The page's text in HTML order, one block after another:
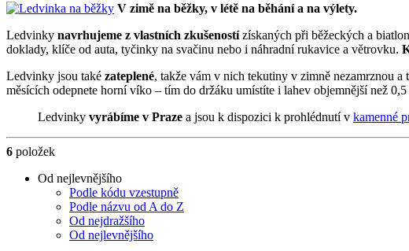
V zimě na běžky, v létě na běhání a na výlety.
Ledvinky navrhujeme z vlastních zkušenostízískaných při běžeckých a
doklady, klíče od auta, tyčinky na svačinu nebo i náhradní rukavice a větrovku.
Ledvinky jsou také zateplené, takže vám v nich tekutiny v zimně nezamrznou a
měsících odepnete horní víko – tím do držáku umístíte i lahev objemnější než
Ledvinky vyrábíme v Praze a jsou k dispozici k prohlédnutí v kamenné
6 položek
Od nejlevnějšího
Podle kódu vzestupně
Podle názvu od A do Z
Od nejdražšího
Od nejlevnějšího